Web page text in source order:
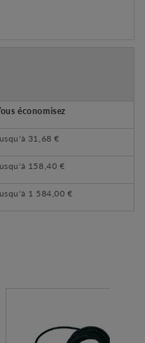
économisez
31,68 €
158,40 €
1 584,00 €